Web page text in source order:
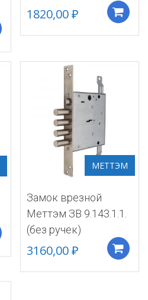
1820,00₽
Добавить в корзину
МЕТТЭМ
Замок врезной
Меттэм ЗВ 9.143.1.1.
(без ручек)
3160,00₽